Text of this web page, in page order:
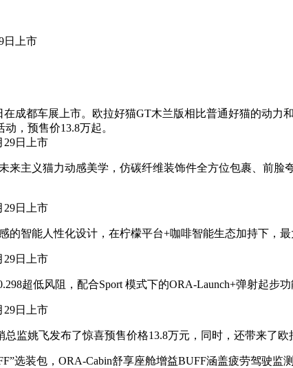
日上市
都车展上市。欧拉好猫GT木兰版相比普通好猫的动力
，预售价13.8万起。
主义猫力动感美学，仿碳纤维装饰件全方位包裹、前脸
智能人性化设计，在柠檬平台+咖啡智能生态加持下，最
超低风阻，配合Sport 模式下的ORA-Launch+弹射起步功
姚飞发布了惊喜预售价格13.8万元，同时，还带来了欧
装包，ORA-Cabin舒享座舱增益BUFF涵盖疲劳驾驶监